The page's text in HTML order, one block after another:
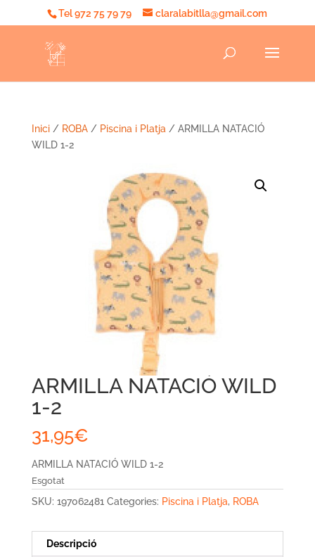
Tel 972 75 79 79 claralabitlla@gmail.com
Inici/ ROBA/ Piscina i Platja / ARMILLA NATACIÓ
WILD 1-2
ARMILLA NATACIÓ WILD
1-2
31,95€
ARMILLA NATACIÓ WILD 1-2
Esgotat
SKU: 197062481 Categories: Piscina i Platja, ROBA
Descripció